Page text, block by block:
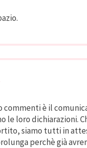
commenti è il
le loro dichiarazioni.
siamo tutti in
perchè già